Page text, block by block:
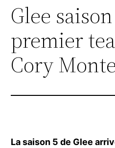
Glee
premier
Cory
La saison 5 de Glee